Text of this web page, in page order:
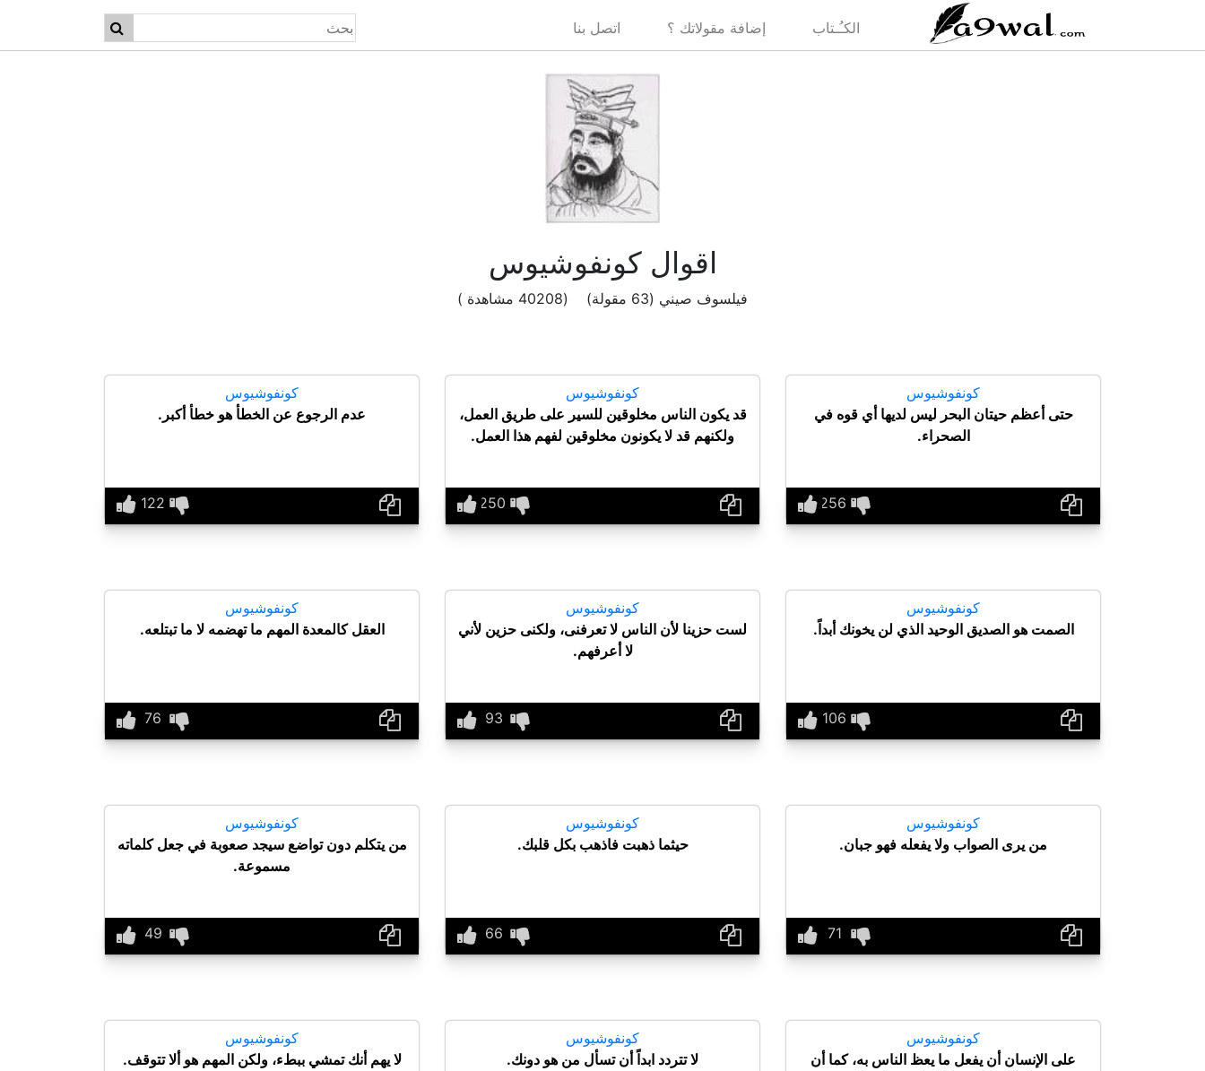
الكـُـتاب إضافة مقولاتك ؟ اتصل بنا
اقوال كونفوشيوس
فيلسوف صيني (63 مقولة) (40208 مشاهدة )
كونفوشيوس
حتى أعظم حيتان البحر ليس لديها أي قوه في
الصحراء.
كونفوشيوس
قد يكون الناس مخلوقين للسير على طريق العمل،
ولكنهم قد لا يكونون مخلوقين لفهم هذا العمل.
كونفوشيوس
عدم الرجوع عن الخطأ هو خطأ أكبر.
كونفوشيوس
الصمت هو الصديق الوحيد الذي لن يخونك أبداً.
كونفوشيوس
لست حزينا لأن الناس لا تعرفنى، ولكنى حزين لأني
لا أعرفهم.
كونفوشيوس
العقل كالمعدة المهم ما تهضمه لا ما تبتلعه.
كونفوشيوس
من يرى الصواب ولا يفعله فهو جبان.
كونفوشيوس
حيثما ذهبت فاذهب بكل قلبك.
كونفوشيوس
من يتكلم دون تواضع سيجد صعوبة في جعل كلماته
مسموعة.
كونفوشيوس
على الإنسان أن يفعل ما يعظ الناس به، كما أن
كونفوشيوس
لا تتردد ابداً أن تسأل من هو دونك.
كونفوشيوس
لا يهم أنك تمشي ببطء، ولكن المهم هو ألا تتوقف.